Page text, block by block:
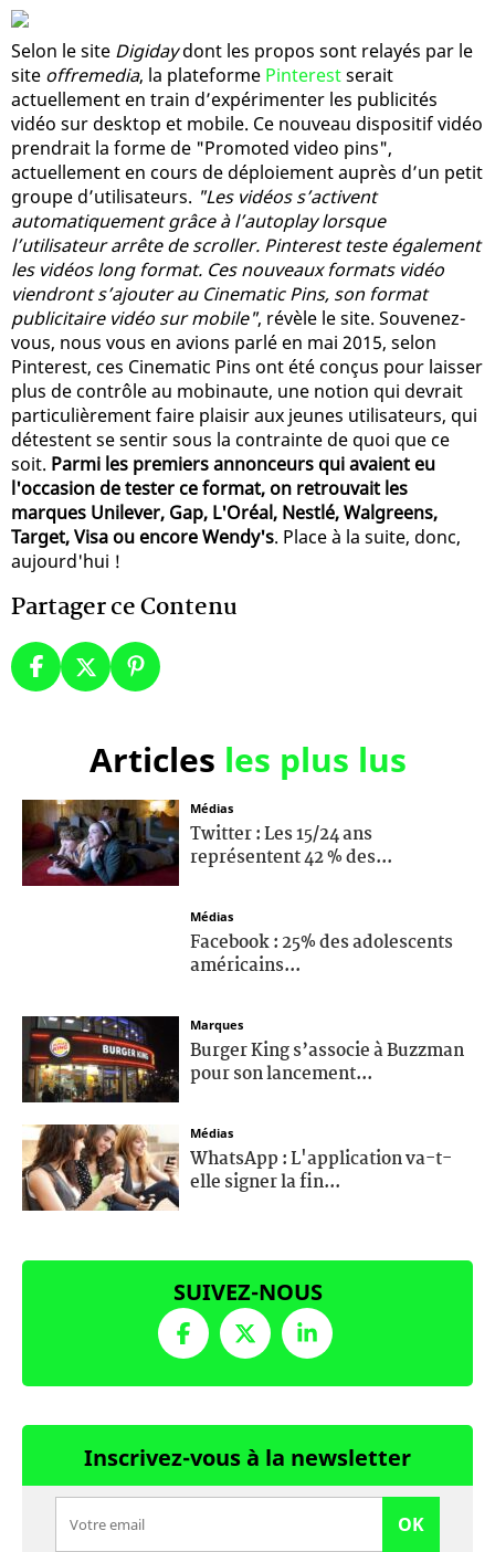
Selon le site Digidaydont les propos sont relayés par le
site offremedia, la plateforme Pinterestserait
actuellement en train d’expérimenter les publicités
vidéo sur desktop et mobile. Ce nouveau dispositif vidéo
prendrait la forme de "Promoted video pins",
actuellement en cours de déploiement auprès d’un petit
groupe d’utilisateurs. "Les vidéos s’activent
automatiquement grâce à l’autoplay lorsque
l’utilisateur arrête de scroller. Pinterest teste également
les vidéos long format. Ces nouveaux formats vidéo
viendront s’ajouter au Cinematic Pins, son format
publicitaire vidéo sur mobile", révèle le site. Souvenez-
vous, nous vous en avions parlé en mai 2015, selon
Pinterest, ces Cinematic Pins ont été conçus pour laisser
plus de contrôle au mobinaute, une notion qui devrait
particulièrement faire plaisir aux jeunes utilisateurs, qui
détestent se sentir sous la contrainte de quoi que ce
soit. Parmi les premiers annonceurs qui avaient eu
l'occasion de tester ce format, on retrouvait les
marques Unilever, Gap, L'Oréal, Nestlé, Walgreens,
Target, Visa ou encore Wendy's. Place à la suite, donc,
aujourd'hui !
Partager ce Contenu
Articles les plus lus
Médias
Twitter : Les 15/24 ans
représentent 42 % des...
Médias
Facebook : 25% des adolescents
américains...
Marques
Burger King s’associe à Buzzman
pour son lancement...
Médias
WhatsApp : L'application va-t-
elle signer la fin...
SUIVEZ-NOUS
Inscrivez-vous à la newsletter
OK